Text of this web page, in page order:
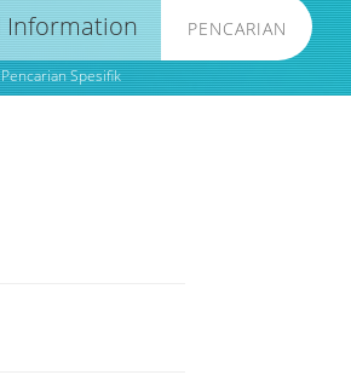
PENCARIAN
Pencarian Spesifik